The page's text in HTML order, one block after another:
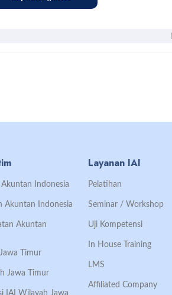
Indonesia
Akuntan Indonesia
Akuntan
Timur
Jawa Timur
IAI Wilayah Jawa
Layanan IAI
Pelatihan
Seminar / Workshop
Uji Kompetensi
In House Training
LMS
Affiliated Company